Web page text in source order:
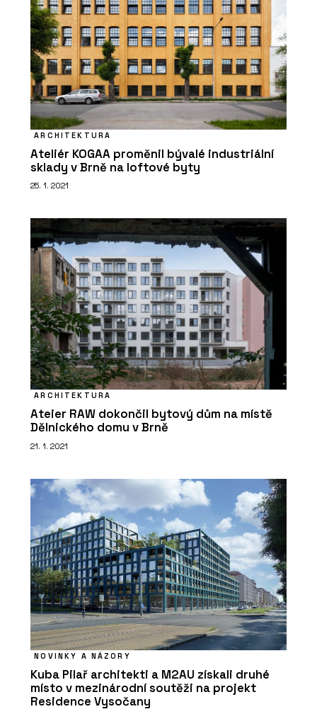
ARCHITEKTURA
Ateliér KOGAA proměnil bývalé industriální
sklady v Brně na loftové byty
25. 1. 2021
ARCHITEKTURA
Ateier RAW dokončil bytový dům na místě
Dělnického domu v Brně
21. 1. 2021
NOVINKY A NÁZORY
Kuba Pilař architekti a M2AU získali druhé
místo v mezinárodní soutěži na projekt
Residence Vysočany